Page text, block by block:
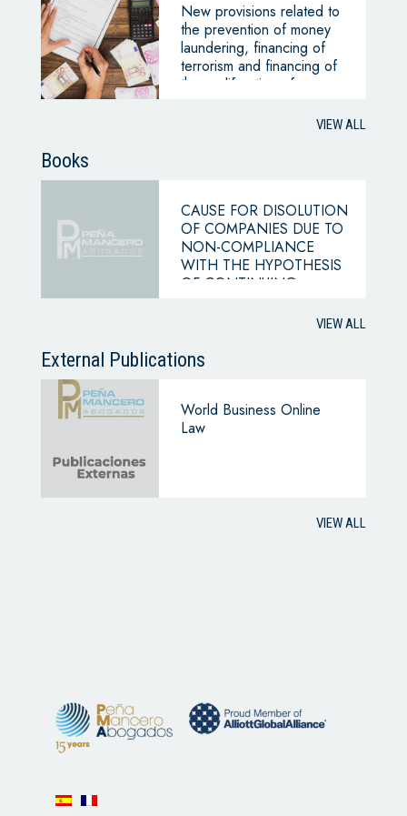
New provisions related to
the prevention of money
laundering, financing of
terrorism and financing of
the proliferation of mass
VIEW ALL
Books
CAUSE FOR DISOLUTION
OF COMPANIES DUE TO
NON-COMPLIANCE
WITH THE HYPOTHESIS
OF CONTINUING
VIEW ALL
External Publications
World Business Online
Law
VIEW ALL